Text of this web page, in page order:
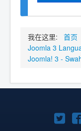
我在这里: 首页
Joomla 3
Joomla! 3 -